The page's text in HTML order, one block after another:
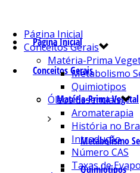
Página Inicial
Conceitos Gerais
Matéria-Prima Vegetal
Metabolismo
Quimiotipos
Página Inicial
Conceitos Gerais
Matéria-Prima
Metabolismo
Quimiotipos
Óleos Essenciais
Aromaterapia
História no
Introdução
Número CAS
Taxas de